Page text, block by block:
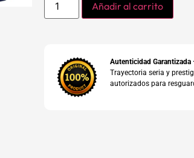
Añadir al carrito
Autenticidad
Trayectoria seria y
autorizados para